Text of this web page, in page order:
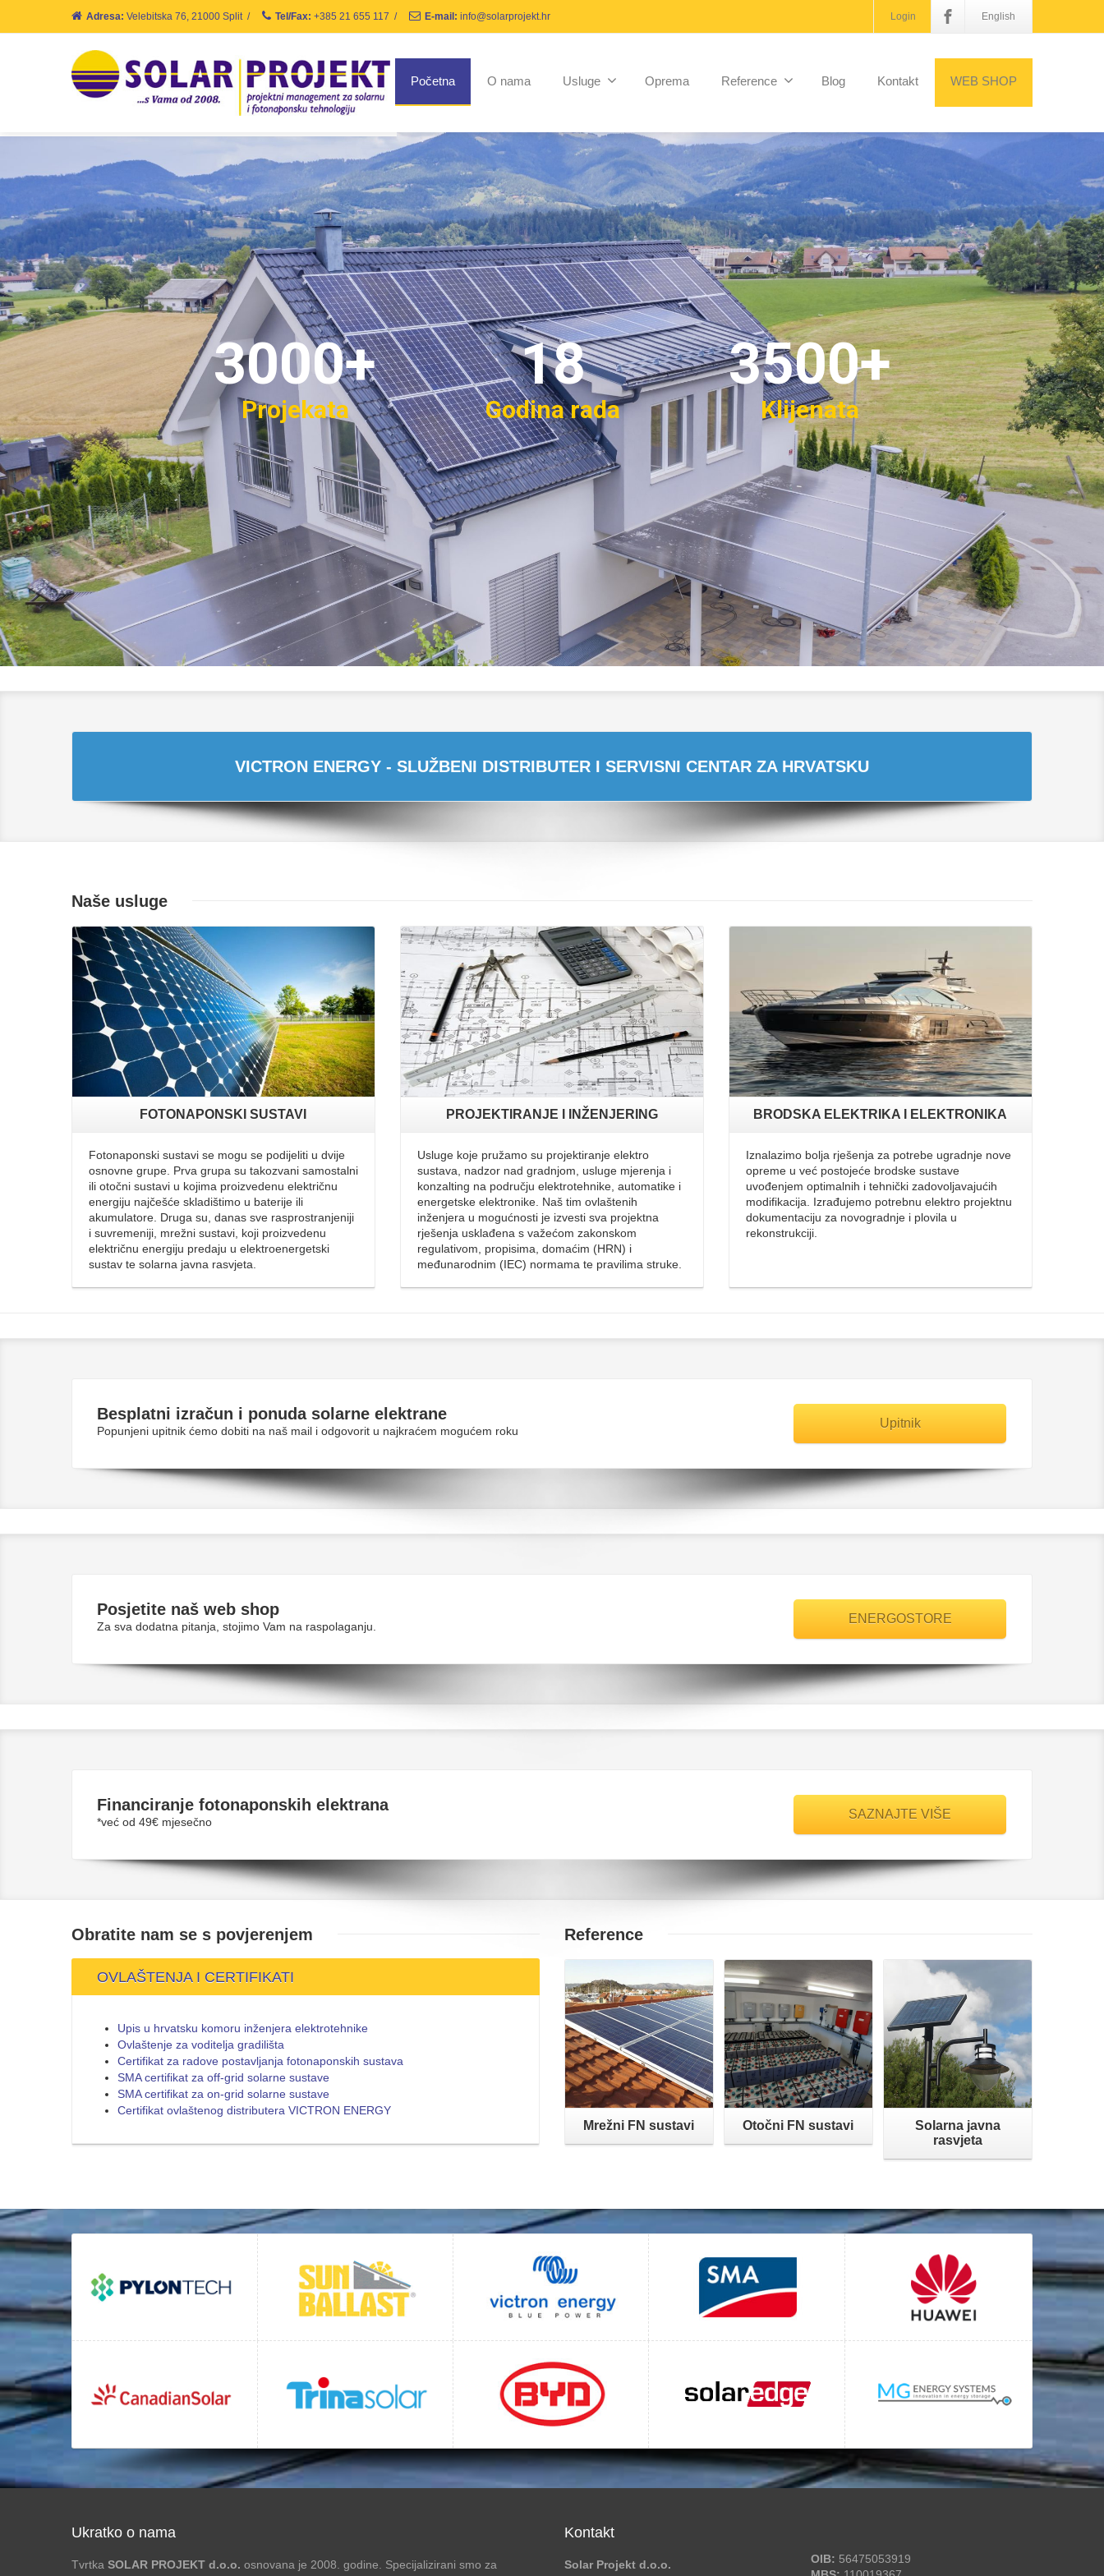
Adresa: Velebitska 76, 21000 Split / Tel/Fax: +385 21 655 117 / E-mail: info@solarprojekt.hr Login English
Početna O nama Usluge Oprema Reference Blog Kontakt WEB SHOP
3000+
Projekata
18
Godina rada
3500+
Klijenata
VICTRON ENERGY - SLUŽBENI DISTRIBUTER I SERVISNI CENTAR ZA HRVATSKU
Naše usluge
Opširnije
FOTONAPONSKI SUSTAVI
Fotonaponski sustavi se mogu se podijeliti u dvije
osnovne grupe. Prva grupa su takozvani samostalni
ili otočni sustavi u kojima proizvedenu električnu
energiju najčešće skladištimo u baterije ili
akumulatore. Druga su, danas sve rasprostranjeniji
i suvremeniji, mrežni sustavi, koji proizvedenu
električnu energiju predaju u elektroenergetski
sustav te solarna javna rasvjeta.
Opširnije
PROJEKTIRANJE I INŽENJERING
Usluge koje pružamo su projektiranje elektro
sustava, nadzor nad gradnjom, usluge mjerenja i
konzalting na području elektrotehnike, automatike i
energetske elektronike. Naš tim ovlaštenih
inženjera u mogućnosti je izvesti sva projektna
rješenja usklađena s važećom zakonskom
regulativom, propisima, domaćim (HRN) i
međunarodnim (IEC) normama te pravilima struke.
BRODSKA ELEKTRIKA I ELEKTRONIKA
Iznalazimo bolja rješenja za potrebe ugradnje nove
opreme u već postojeće brodske sustave
uvođenjem optimalnih i tehnički zadovoljavajućih
modifikacija. Izrađujemo potrebnu elektro projektnu
dokumentaciju za novogradnje i plovila u
rekonstrukciji.
Besplatni izračun i ponuda solarne elektrane
Popunjeni upitnik ćemo dobiti na naš mail i odgovorit u najkraćem mogućem roku
Upitnik
Posjetite naš web shop
Za sva dodatna pitanja, stojimo Vam na raspolaganju.
ENERGOSTORE
Financiranje fotonaponskih elektrana
*već od 49€ mjesečno
SAZNAJTE VIŠE
Obratite nam se s povjerenjem
OVLAŠTENJA I CERTIFIKATI
Upis u hrvatsku komoru inženjera elektrotehnike
Ovlaštenje za voditelja gradilišta
Certifikat za radove postavljanja fotonaponskih sustava
SMA certifikat za off-grid solarne sustave
SMA certifikat za on-grid solarne sustave
Certifikat ovlaštenog distributera VICTRON ENERGY
Reference
Opširnije
Mrežni FN sustavi
Opširnije
Otočni FN sustavi
Opširnije
Solarna javna
rasvjeta
Ukratko o nama
Tvrtka SOLAR PROJEKT d.o.o. osnovana je 2008. godine. Specijalizirani smo za
Kontakt
Solar Projekt d.o.o.
OIB: 56475053919